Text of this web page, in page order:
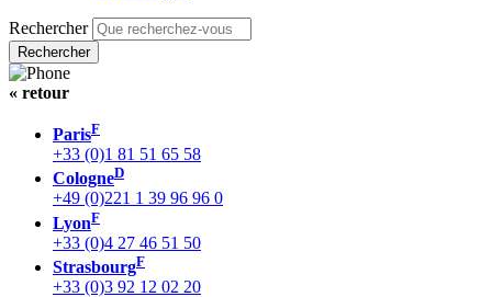
Rechercher
« retour
ParisF
+33 (0)1 81 51 65 58
CologneD
+49 (0)221 1 39 96 96 0
LyonF
+33 (0)4 27 46 51 50
StrasbourgF
+33 (0)3 92 12 02 20